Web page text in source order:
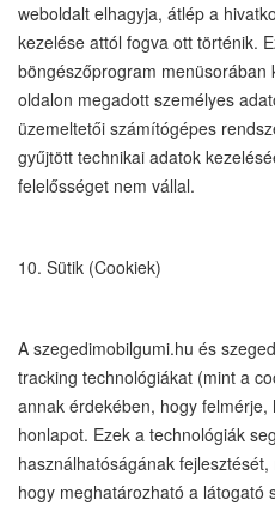
weboldalt elhagyja, átlép a
kezelése attól fogva ott történik.
böngészőprogram
oldalon megadott személyes
üzemeltetői számítógépes
gyűjtött technikai adatok
felelősséget nem vállal.
10. Sütik (Cookiek)
A szegedimobilgumi.hu és
tracking technológiákat (mint a
annak érdekében, hogy
honlapot. Ezek a technológiák
használhatóságának
hogy meghatározható a látogató